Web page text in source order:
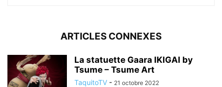
ARTICLES CONNEXES
La statuette Gaara IKIGAI by
Tsume – Tsume Art
TaquitoTV - 21 octobre 2022